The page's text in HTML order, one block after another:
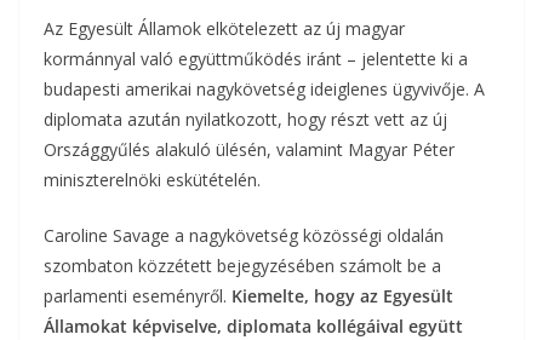
e
b
o
o
k
t
t
e
r
e
r
i
l
s
z
a
e
g
Az Egyesült Államok elkötelezett az új magyar
kormánnyal való együttműködés iránt – jelentette ki a
budapesti amerikai nagykövetség ideiglenes ügyvivője. A
diplomata azután nyilatkozott, hogy részt vett az új
Országgyűlés alakuló ülésén, valamint Magyar Péter
miniszterelnöki eskütételén.
Caroline Savage a nagykövetség közösségi oldalán
szombaton közzétett bejegyzésében számolt be a
parlamenti eseményről. Kiemelte, hogy az Egyesült
Államokat képviselve, diplomata kollégáival együtt